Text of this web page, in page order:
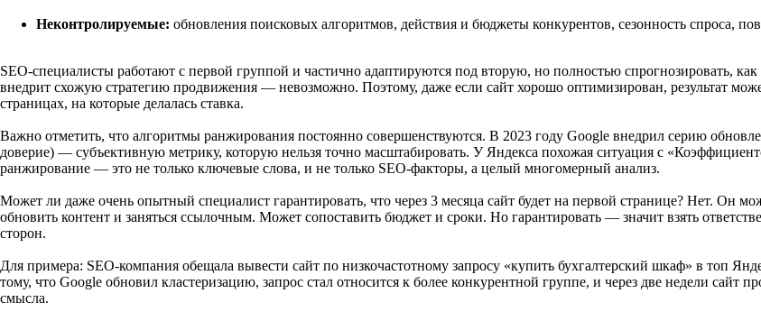
Неконтролируемые: обновления поисковых алгоритмов, действия и бюджеты конкурентов, сезонность спроса,
SEO-специалисты работают с первой группой и частично адаптируются под вторую, но полностью спрогнозировать,
внедрит схожую стратегию продвижения — невозможно. Поэтому, даже если сайт хорошо оптимизирован, результат
страницах, на которые делалась ставка.
Важно отметить, что алгоритмы ранжирования постоянно совершенствуются. В 2023 году Google внедрил серию
доверие) — субъективную метрику, которую нельзя точно масштабировать. У Яндекса похожая ситуация с
ранжирование — это не только ключевые слова, и не только SEO-факторы, а целый многомерный анализ.
Может ли даже очень опытный специалист гарантировать, что через 3 месяца сайт будет на первой странице? Нет. Он
обновить контент и заняться ссылочным. Может сопоставить бюджет и сроки. Но гарантировать — значит взять
сторон.
Для примера: SEO-компания обещала вывести сайт по низкочастотному запросу «купить бухгалтерский шкаф» в топ
тому, что Google обновил кластеризацию, запрос стал относится к более конкурентной группе, и через две недели сайт
смысла.